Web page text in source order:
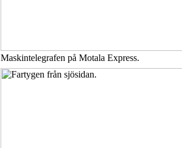
Maskintelegrafen på Motala Express.